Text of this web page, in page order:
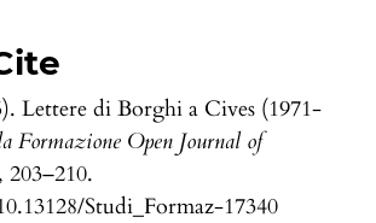
Lettere di Borghi a Cives (1971-
Formazione Open Journal of
203–210.
Studi_Formaz-17340